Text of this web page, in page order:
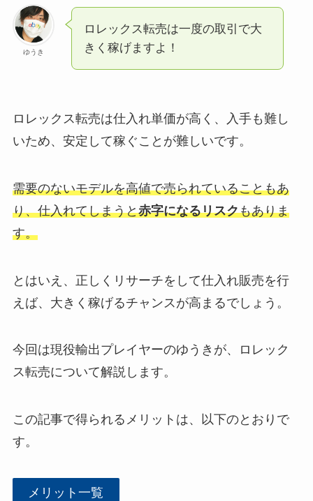
ゆうき
ロレックス転売は一度の取引で大
きく稼げますよ！
ロレックス転売は仕入れ単価が高く、入手も難し
いため、安定して稼ぐことが難しいです。
需要のないモデルを高値で売られていることもあ
り、仕入れてしまうと赤字になるリスクもありま
す。
とはいえ、正しくリサーチをして仕入れ販売を行
えば、大きく稼げるチャンスが高まるでしょう。
今回は現役輸出プレイヤーのゆうきが、ロレック
ス転売について解説します。
この記事で得られるメリットは、以下のとおりで
す。
メリット一覧